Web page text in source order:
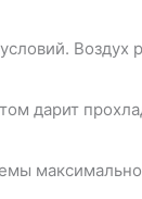
Воздух
дарит